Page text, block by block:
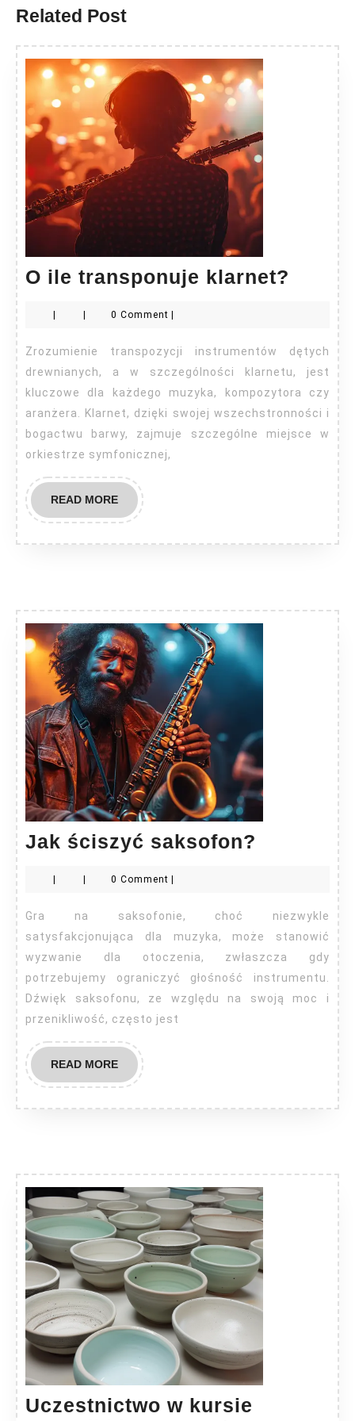
Related Post
O ile transponuje klarnet?
| | 0 Comment |
Zrozumienie transpozycji instrumentów dętych
drewnianych, a w szczególności klarnetu, jest
kluczowe dla każdego muzyka, kompozytora czy
aranżera. Klarnet, dzięki swojej wszechstronności i
bogactwu barwy, zajmuje szczególne miejsce w
orkiestrze symfonicznej,
READ MOREREAD
MORE
Jak ściszyć saksofon?
| | 0 Comment |
Gra na saksofonie, choć niezwykle
satysfakcjonująca dla muzyka, może stanowić
wyzwanie dla otoczenia, zwłaszcza gdy
potrzebujemy ograniczyć głośność instrumentu.
Dźwięk saksofonu, ze względu na swoją moc i
przenikliwość, często jest
READ MOREREAD
MORE
Uczestnictwo w kursie